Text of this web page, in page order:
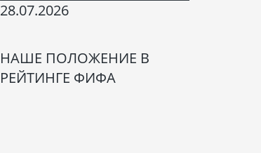
28.07.2026
НАШЕ ПОЛОЖЕНИЕ В
РЕЙТИНГЕ ФИФА